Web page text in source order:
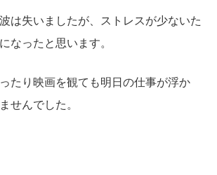
は失いましたが、ストレスが少ないた
なったと思います。
たり映画を観ても明日の仕事が浮か
せんでした。